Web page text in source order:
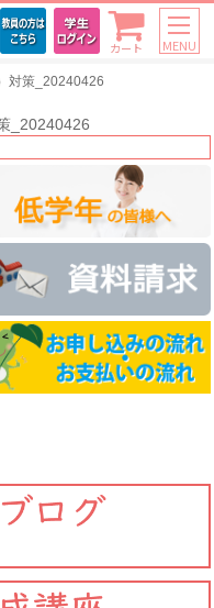
カート MENU
対策_20240426
_20240426